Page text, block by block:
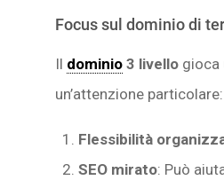
Focus sul dominio di
Il dominio 3 livello gioca
un’attenzione particolare:
Flessibilità
SEO mirato: Può